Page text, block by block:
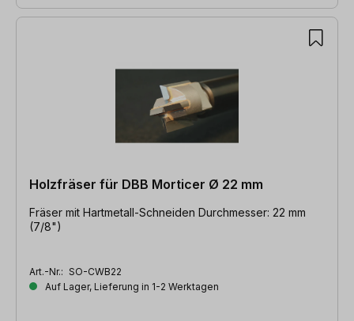
Holzfräser für DBB Morticer Ø 22 mm
Fräser mit Hartmetall-Schneiden Durchmesser: 22 mm
(7/8")
Art.-Nr.: SO-CWB22
Auf Lager, Lieferung in 1-2 Werktagen